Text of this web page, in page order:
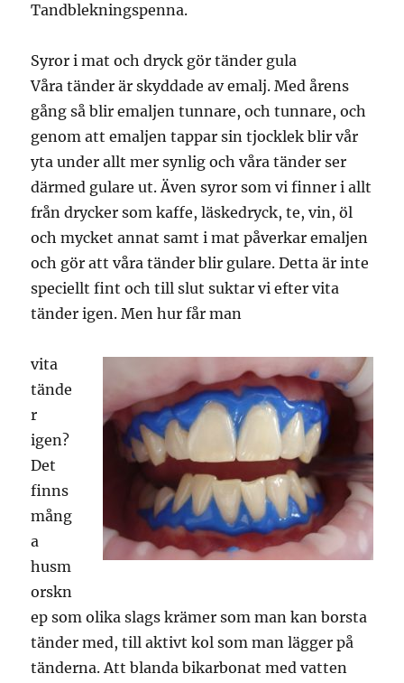
Tandblekningspenna.
Syror i mat och dryck gör tänder gula
Våra tänder är skyddade av emalj. Med årens
gång så blir emaljen tunnare, och tunnare, och
genom att emaljen tappar sin tjocklek blir vår
yta under allt mer synlig och våra tänder ser
därmed gulare ut. Även syror som vi finner i allt
från drycker som kaffe, läskedryck, te, vin, öl
och mycket annat samt i mat påverkar emaljen
och gör att våra tänder blir gulare. Detta är inte
speciellt fint och till slut suktar vi efter vita
tänder igen. Men hur får man
vita
tände
r
igen?
Det
finns
mång
a
husm
orskn
ep som olika slags krämer som man kan borsta
tänder med, till aktivt kol som man lägger på
tänderna. Att blanda bikarbonat med vatten